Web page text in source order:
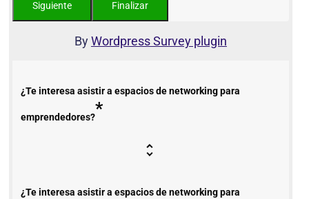
ByWordpress Survey plugin
¿Te interesa asistir a espacios de networking para
emprendedores?*
¿Te interesa asistir a espacios de networking para